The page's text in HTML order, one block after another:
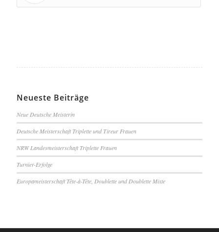
Neueste Beiträge
Neue Deutsche Meisterin
Deutsche Meisterschaft Triplette und Tireur Frauen
NRW Landesmeisterschaft Triplette Frauen
Turnier-Erfolge
Europameisterschaft Tête-à-Tête, Doublette und Doublette Mixte